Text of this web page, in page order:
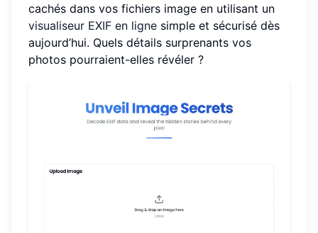
cachés dans vos fichiers image en utilisant un
visualiseur EXIF en ligne simple et sécurisé dès
aujourd’hui. Quels détails surprenants vos
photos pourraient-elles révéler ?